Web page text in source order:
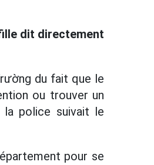
dit directement
du fait que le
ou trouver un
la police suivait le
pour se